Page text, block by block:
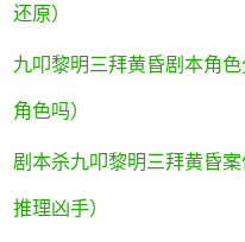
还原）
九叩黎明三拜黄昏剧本角
角色吗）
剧本杀九叩黎明三拜黄昏
推理凶手）